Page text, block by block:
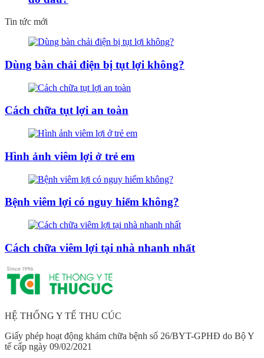
Tin tức mới
Dùng bàn chải điện bị tụt lợi không?
Cách chữa tụt lợi an toàn
Hình ảnh viêm lợi ở trẻ em
Bệnh viêm lợi có nguy hiểm không?
Cách chữa viêm lợi tại nhà nhanh nhất
HỆ THỐNG Y TẾ THU CÚC
Giấy phép hoạt động khám chữa bệnh số 26/BYT-GPHĐ do Bộ Y
tế cấp ngày 09/02/2021